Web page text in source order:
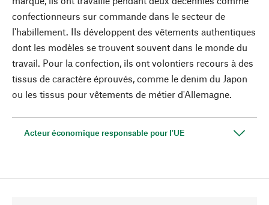
confectionneurs sur commande dans le secteur de
l'habillement. Ils développent des vêtements authentiques
dont les modèles se trouvent souvent dans le monde du
travail. Pour la confection, ils ont volontiers recours à des
tissus de caractère éprouvés, comme le denim du Japon
ou les tissus pour vêtements de métier d'Allemagne.
Acteur économique responsable pour l'UE